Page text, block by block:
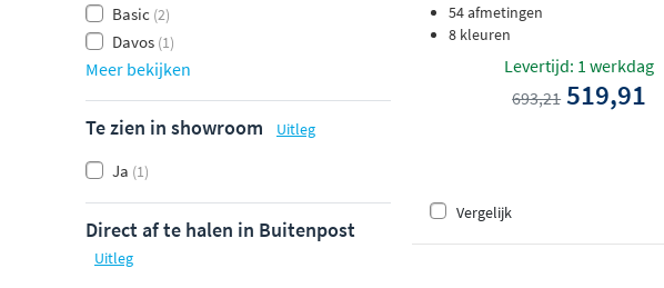
Basic (2)
Davos (1)
Meer bekijken
Te zien in showroom Uitleg
Ja (1)
Direct af te halen in Buitenpost
Uitleg
54 afmetingen
8 kleuren
Levertijd: 1 werkdag
693,21 519,91
Vergelijk